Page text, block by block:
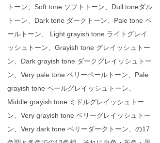
トーン、Soft tone ソフトトーン、Dull toneダル
トーン、Dark tone ダークトーン、Pale tone ペ
ールトーン、 Light grayish tone ライトグレイ
ッシュトーン、Grayish tone グレイッシュトー
ン、Dark grayish tone ダークグレイッシュトー
ン、Very pale tone ベリーペールトーン、Pale
grayish tone ペールグレイッシュトーン、
Middle grayish tone ミドルグレイッシュトー
ン、Very grayish tone ベリーグレイッシュトー
ン、Very dark tone ベリーダークトーン、の17